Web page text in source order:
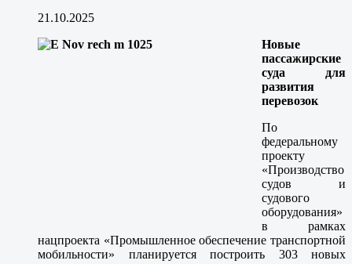
21.10.2025
Новые
пассажирские
суда для
развития
перевозок
По
федеральному
проекту
«Производство
судов и
судового
оборудования»
в рамках
нацпроекта «Промышленное обеспечение транспортной
мобильности» планируется построить 303 новых